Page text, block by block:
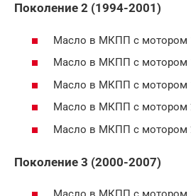
Поколение 2 (1994-2001)
Масло в МКПП с мотором
Масло в МКПП с мотором
Масло в МКПП с мотором
Масло в МКПП с мотором
Масло в МКПП с мотором
Поколение 3 (2000-2007)